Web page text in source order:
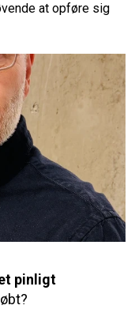
at opføre sig
pinligt